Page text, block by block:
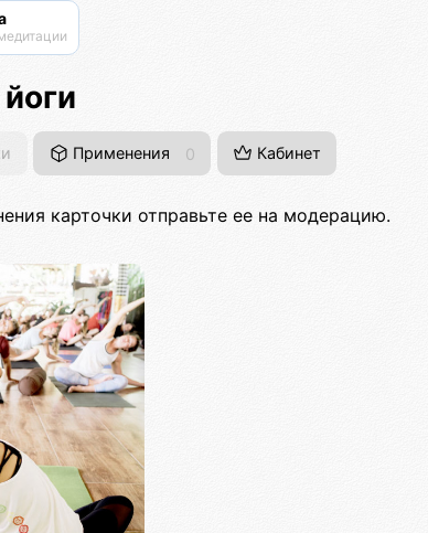
Применения 0 Кабинет
карточки отправьте ее на модерацию.